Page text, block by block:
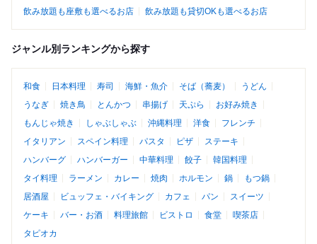
飲み放題も座敷も選べるお店
飲み放題も貸切OKも選べるお店
ジャンル別ランキングから探す
和食 日本料理 寿司 海鮮・魚介 そば（蕎麦）
うどん
うなぎ
焼き鳥 とんかつ 串揚げ 天ぷら
お好み焼き
もんじゃ焼き
しゃぶしゃぶ 沖縄料理 洋食
フレンチ
イタリアン
スペイン料理 パスタ ピザ
ステーキ
ハンバーグ
ハンバーガー 中華料理 餃子
韓国料理
タイ料理
ラーメン カレー 焼肉 ホルモン 鍋
もつ鍋
居酒屋
ビュッフェ・バイキング カフェ パン
スイーツ
ケーキ
バー・お酒 料理旅館 ビストロ 食堂
喫茶店
タピオカ